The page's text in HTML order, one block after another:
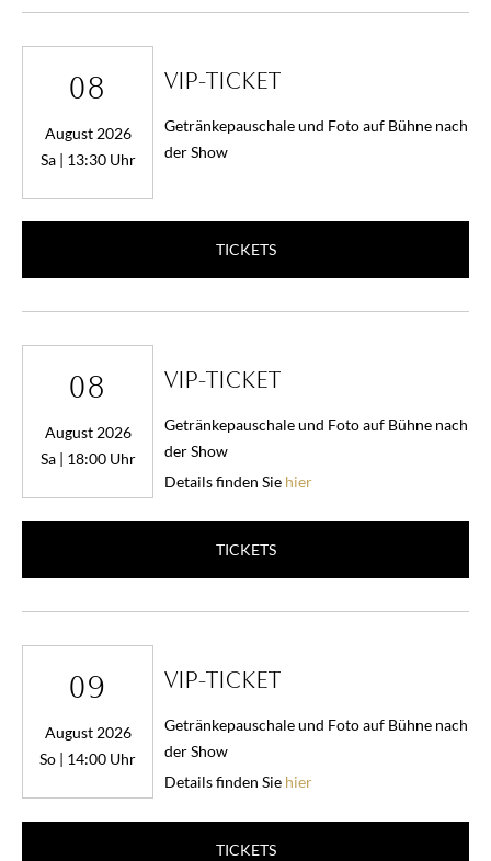
08
August 2026
Sa | 13:30 Uhr
VIP-TICKET
Getränkepauschale und Foto auf Bühne nach
der Show
TICKETS
08
August 2026
Sa | 18:00 Uhr
VIP-TICKET
Getränkepauschale und Foto auf Bühne nach
der Show
Details finden Sie hier
TICKETS
09
August 2026
So | 14:00 Uhr
VIP-TICKET
Getränkepauschale und Foto auf Bühne nach
der Show
Details finden Sie hier
TICKETS